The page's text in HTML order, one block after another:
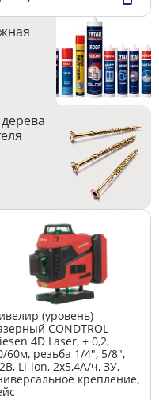
(уровень)
CONDTROL
4D Laser, ± 0,2,
60м, резьба 1/4", 5/8",
Li-ion, 2х5,4А/ч, ЗУ,
крепление,